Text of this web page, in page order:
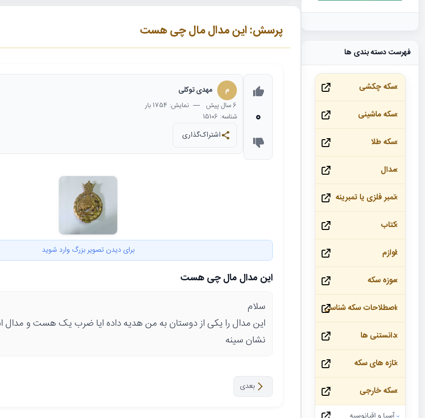
پرسش: این مدال مال چی هست
0
م مهدی توکلی
6 سال پیش — نمایش: 1754 بار
شناسه: 15106
اشتراک‌گذاری
برای دیدن تصویر بزرگ وارد شوید
این مدال مال چی هست
سلام
این مدال را یکی از دوستان به من هدیه داده ایا ضرب یک هست و مدال
نشان سینه
بعدی
فهرست دسته بندی ها
سکه چکشی
سکه ماشینی
سکه طلا
مدال
تمبر فلزی یا تمبرینه
کتاب
لوازم
موزه سکه
اصطلاحات سکه شناسی
دانستنی ها
تازه های سکه
سکه خارجی